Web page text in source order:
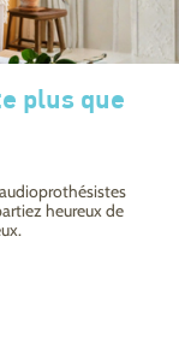
plus que
heureux de